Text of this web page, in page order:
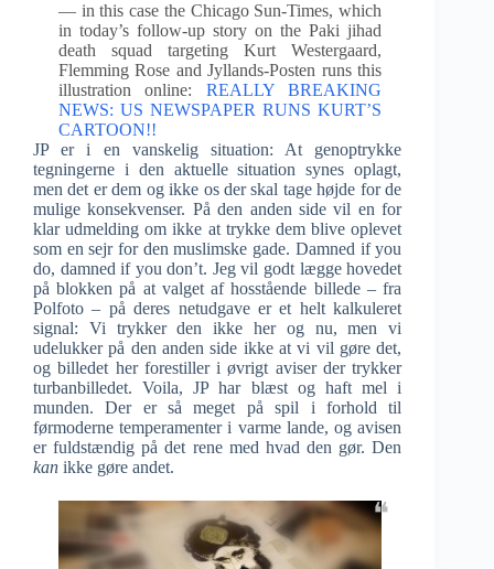
— in this case the Chicago Sun-Times, which
in today’s follow-up story on the Paki jihad
death squad targeting Kurt Westergaard,
Flemming Rose and Jyllands-Posten runs this
illustration online: REALLY BREAKING
NEWS: US NEWSPAPER RUNS KURT’S
CARTOON!!
JP er i en vanskelig situation: At genoptrykke
tegningerne i den aktuelle situation synes oplagt,
men det er dem og ikke os der skal tage højde for de
mulige konsekvenser. På den anden side vil en for
klar udmelding om ikke at trykke dem blive oplevet
som en sejr for den muslimske gade. Damned if you
do, damned if you don’t. Jeg vil godt lægge hovedet
på blokken på at valget af hosstående billede – fra
Polfoto – på deres netudgave er et helt kalkuleret
signal: Vi trykker den ikke her og nu, men vi
udelukker på den anden side ikke at vi vil gøre det,
og billedet her forestiller i øvrigt aviser der trykker
turbanbilledet. Voila, JP har blæst og haft mel i
munden. Der er så meget på spil i forhold til
førmoderne temperamenter i varme lande, og avisen
er fuldstændig på det rene med hvad den gør. Den
kan ikke gøre andet.